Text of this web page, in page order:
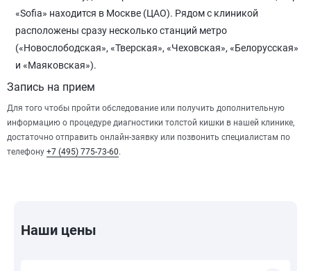
«Sofia» находится в Москве (ЦАО). Рядом с клиникой
расположены сразу несколько станций метро
(«Новослободская», «Тверская», «Чеховская», «Белорусская»
и «Маяковская»).
Запись на прием
Для того чтобы пройти обследование или получить дополнительную
информацию о процедуре диагностики толстой кишки в нашей клинике,
достаточно отправить онлайн-заявку или позвонить специалистам по
телефону +7 (495) 775-73-60.
Наши цены